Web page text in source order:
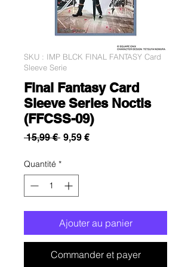
SKU : IMP BLCK FINAL FANTASY Card
Sleeve Serie
Final Fantasy Card
Sleeve Series Noctis
(FFCSS-09)
15,99 € Prix
9,59 €Prix
Quantité *
Ajouter au panier
Commander et payer